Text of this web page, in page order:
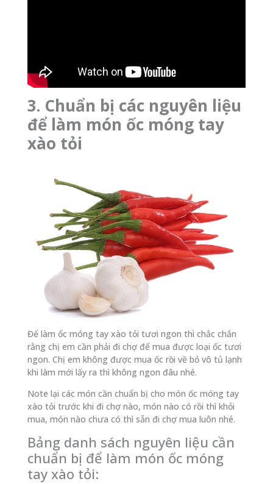
3. Chuẩn bị các nguyên liệu
để làm món ốc móng tay
xào tỏi
Để làm ốc móng tay xào tỏi tươi ngon thì chắc chắn
rằng chị em cần phải đi chợ để mua được loại ốc tươi
ngon. Chị em không được mua ốc rồi về bỏ vô tủ lạnh
khi làm mới lấy ra thì không ngon đâu nhé.
Note lại các món cần chuẩn bị cho món ốc móng tay
xào tỏi trước khi đi chợ nào, món nào có rồi thì khỏi
mua, món nào chưa có thì sẵn đi chợ mua luôn nhé.
Bảng danh sách nguyên liệu cần
chuẩn bị để làm món ốc móng
tay xào tỏi: